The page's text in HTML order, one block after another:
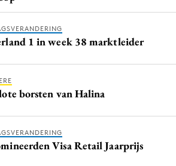
1 in week 38 marktleider
borsten van Halina
Visa Retail Jaarprijs